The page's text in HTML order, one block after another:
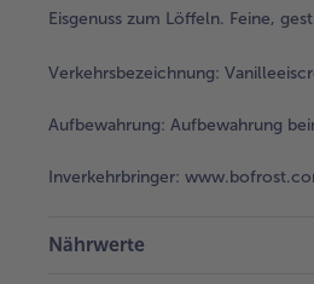
Eisgenuss zum Löffeln. Feine,
Verkehrsbezeichnung:
Aufbewahrung: Aufbewahrung
Inverkehrbringer:
Nährwerte